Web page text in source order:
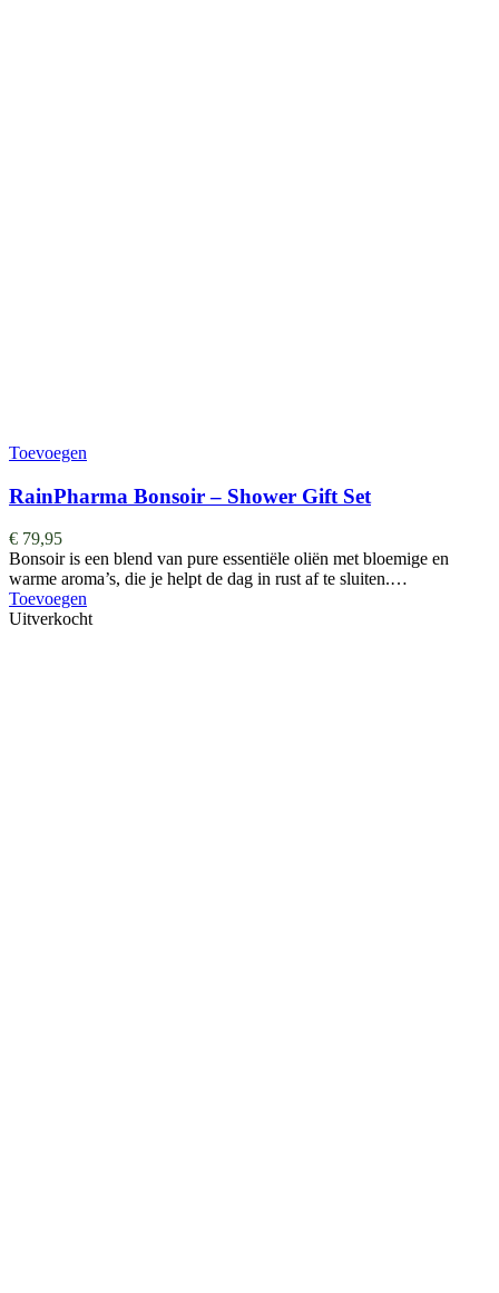
Toevoegen
RainPharma Bonsoir – Shower Gift Set
€ 79,95
Bonsoir is een blend van pure essentiële oliën met bloemige en
warme aroma’s, die je helpt de dag in rust af te sluiten.…
Toevoegen
Uitverkocht